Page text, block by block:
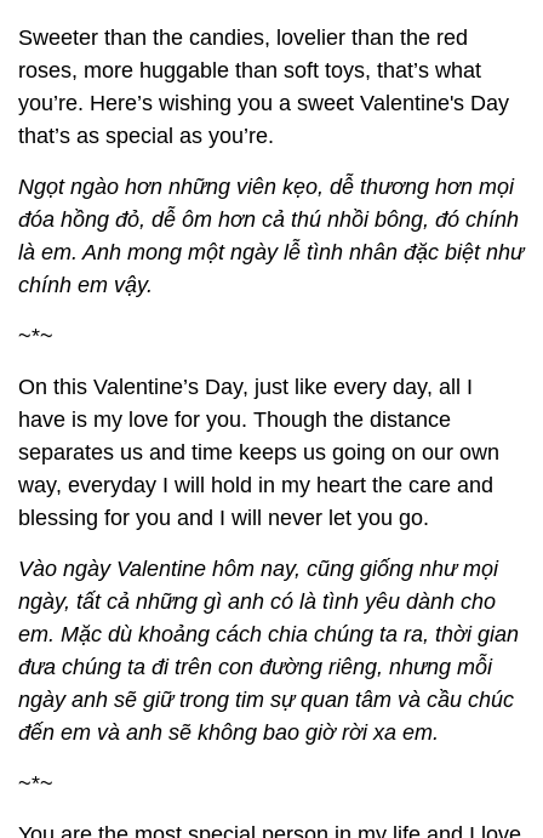
Sweeter than the candies, lovelier than the red
roses, more huggable than soft toys, that’s what
you’re. Here’s wishing you a sweet Valentine's Day
that’s as special as you’re.
Ngọt ngào hơn những viên kẹo, dễ thương hơn mọi
đóa hồng đỏ, dễ ôm hơn cả thú nhồi bông, đó chính
là em. Anh mong một ngày lễ tình nhân đặc biệt như
chính em vậy.
~*~
On this Valentine’s Day, just like every day, all I
have is my love for you. Though the distance
separates us and time keeps us going on our own
way, everyday I will hold in my heart the care and
blessing for you and I will never let you go.
Vào ngày Valentine hôm nay, cũng giống như mọi
ngày, tất cả những gì anh có là tình yêu dành cho
em. Mặc dù khoảng cách chia chúng ta ra, thời gian
đưa chúng ta đi trên con đường riêng, nhưng mỗi
ngày anh sẽ giữ trong tim sự quan tâm và cầu chúc
đến em và anh sẽ không bao giờ rời xa em.
~*~